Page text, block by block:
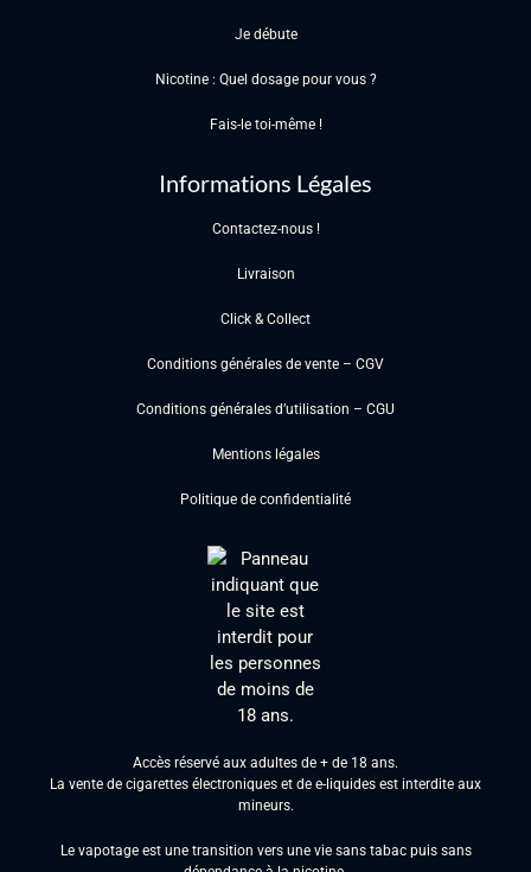
Je débute
Nicotine : Quel dosage pour vous ?
Fais-le toi-même !
Informations Légales
Contactez-nous !
Livraison
Click & Collect
Conditions générales de vente – CGV
Conditions générales d’utilisation – CGU
Mentions légales
Politique de confidentialité
Accès réservé aux adultes de + de 18 ans.
La vente de cigarettes électroniques et de e-liquides est interdite aux
mineurs.
Le vapotage est une transition vers une vie sans tabac puis sans